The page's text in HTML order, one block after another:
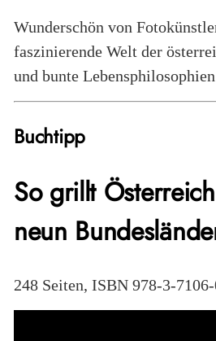
Wunderschön von
faszinierende Welt der
und bunte
Buchtipp
So grillt
neun
248 Seiten, ISBN 978-3-